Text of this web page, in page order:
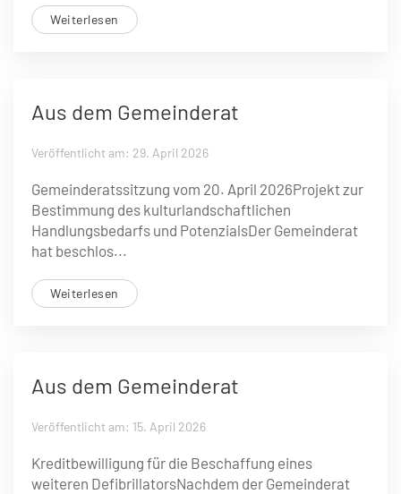
Weiterlesen
Aus dem Gemeinderat
Veröffentlicht am: 29. April 2026
Gemeinderatssitzung vom 20. April 2026Projekt zur
Bestimmung des kulturlandschaftlichen
Handlungsbedarfs und PotenzialsDer Gemeinderat
hat beschlos...
Weiterlesen
Aus dem Gemeinderat
Veröffentlicht am: 15. April 2026
Kreditbewilligung für die Beschaffung eines
weiteren DefibrillatorsNachdem der Gemeinderat